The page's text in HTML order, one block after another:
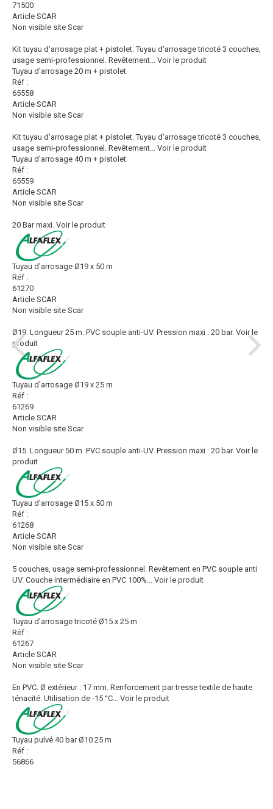
71500
Article SCAR
Non visible site Scar
Kit tuyau d'arrosage plat + pistolet. Tuyau d'arrosage tricoté 3 couches,
usage semi-professionnel. Revêtement... Voir le produit
Tuyau d'arrosage 20 m + pistolet
Réf :
65558
Article SCAR
Non visible site Scar
Kit tuyau d'arrosage plat + pistolet. Tuyau d'arrosage tricoté 3 couches,
usage semi-professionnel. Revêtement... Voir le produit
Tuyau d'arrosage 40 m + pistolet
Réf :
65559
Article SCAR
Non visible site Scar
20 Bar maxi. Voir le produit
Tuyau d'arrosage Ø19 x 50 m
Réf :
61270
Article SCAR
Non visible site Scar
Ø19. Longueur 25 m. PVC souple anti-UV. Pression maxi : 20 bar. Voir le
produit
Tuyau d'arrosage Ø19 x 25 m
Réf :
61269
Article SCAR
Non visible site Scar
Ø15. Longueur 50 m. PVC souple anti-UV. Pression maxi : 20 bar. Voir le
produit
Tuyau d'arrosage Ø15 x 50 m
Réf :
61268
Article SCAR
Non visible site Scar
5 couches, usage semi-professionnel. Revêtement en PVC souple anti
UV. Couche intermédiaire en PVC 100%... Voir le produit
Tuyau d'arrosage tricoté Ø15 x 25 m
Réf :
61267
Article SCAR
Non visible site Scar
En PVC. Ø extérieur : 17 mm. Renforcement par tresse textile de haute
ténacité. Utilisation de -15 °C... Voir le produit
Tuyau pulvé 40 bar Ø10 25 m
Réf :
56866